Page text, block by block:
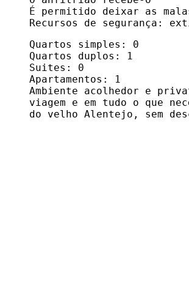
É permitido deixar as
Recursos de segurança:
Quartos simples: 0
Quartos duplos:
1
Suites: 0
Apartamentos:
1
Ambiente acolhedor e p
viagem e em tudo o que
do velho Alentejo, sem